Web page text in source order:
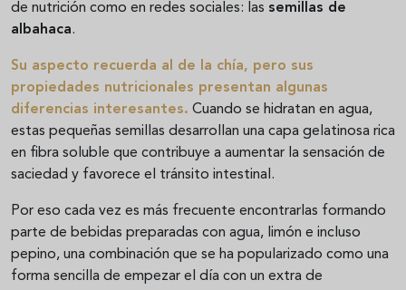
de nutrición como en redes sociales: las semillas de
albahaca.
Su aspecto recuerda al de la chía, pero sus
propiedades nutricionales presentan algunas
diferencias interesantes. Cuando se hidratan en agua,
estas pequeñas semillas desarrollan una capa gelatinosa rica
en fibra soluble que contribuye a aumentar la sensación de
saciedad y favorece el tránsito intestinal.
Por eso cada vez es más frecuente encontrarlas formando
parte de bebidas preparadas con agua, limón e incluso
pepino, una combinación que se ha popularizado como una
forma sencilla de empezar el día con un extra de